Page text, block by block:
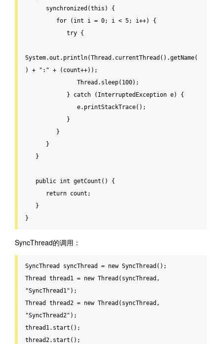
synchronized (this ) {
for ( int i = 0; i < 5; i++) {
try {
System.out.println(Thread.currentThread().getName(
) +
":" + (count++));
               Thread.sleep(
100);
            }
catch (InterruptedException e) {
public int getCount () {
return count;
}
SyncThread的调用：
SyncThread syncThread = new
Thread
thread1 = new Thread
"SyncThread1"
Thread
thread2 = new Thread
"SyncThread2" );
thread1. start();
thread2. start();